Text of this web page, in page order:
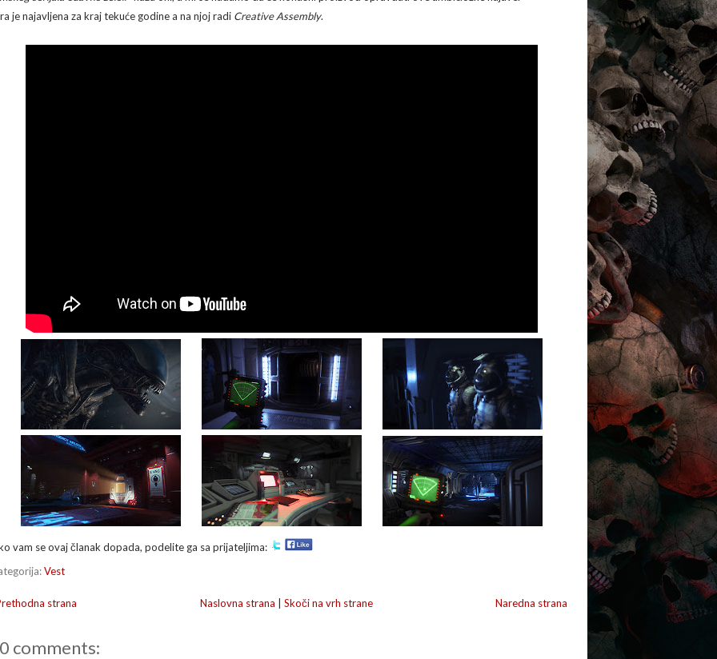
je najavljena za kraj tekuće godine a na njoj radi Creative Assembly.
vam se ovaj članak dopada, podelite ga sa prijateljima:
Vest
Naredna strana
strana Naslovna strana Skoči na vrh strane
0 comments: